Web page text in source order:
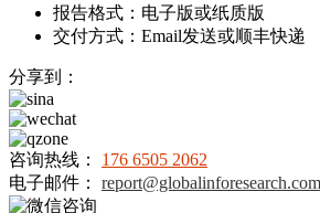
报告格式：电子版或纸质版
交付方式：Email发送或顺丰快递
分享到：
咨询热线： 176 6505 2062
电子邮件： report@globalinforesearch.com